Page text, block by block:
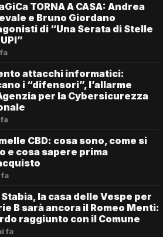
TORNA A CASA: Andrea
e Bruno Giordano
di “Una Serata di Stelle
attacchi informatici:
i “difensori”, l’allarme
per la Cybersicurezza
CBD: cosa sono, come si
e cosa sapere prima
fa
la casa delle Vespe per
B sarà ancora il Romeo Menti:
raggiunto con il Comune
fa